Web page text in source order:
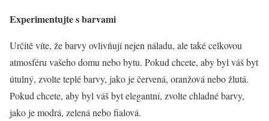
Experimentujte s barvami
Určitě víte, že barvy ovlivňují nejen náladu, ale také celkovou
atmosféru vašeho domu nebo bytu. Pokud chcete, aby byl váš byt
útulný, zvolte teplé barvy, jako je červená, oranžová nebo žlutá.
Pokud chcete, aby byl váš byt elegantní, zvolte chladné barvy,
jako je modrá, zelená nebo fialová.